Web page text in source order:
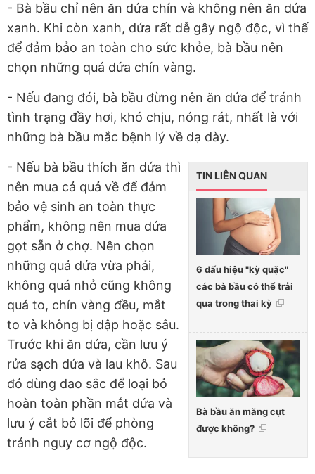
- Bà bầu chỉ nên ăn dứa chín và không nên ăn dứa
xanh. Khi còn xanh, dứa rất dễ gây ngộ độc, vì thế
để đảm bảo an toàn cho sức khỏe, bà bầu nên
chọn những quá dứa chín vàng.
- Nếu đang đói, bà bầu đừng nên ăn dứa để tránh
tình trạng đầy hơi, khó chịu, nóng rát, nhất là với
những bà bầu mắc bệnh lý về dạ dày.
TIN LIÊN QUAN
6 dấu hiệu "kỳ quặc"
các bà bầu có thể trải
qua trong thai kỳ
Bà bầu ăn măng cụt
được không?
- Nếu bà bầu thích ăn dứa thì
nên mua cả quả về để đảm
bảo vệ sinh an toàn thực
phẩm, không nên mua dứa
gọt sẵn ở chợ. Nên chọn
những quả dứa vừa phải,
không quá nhỏ cũng không
quá to, chín vàng đều, mắt
to và không bị dập hoặc sâu.
Trước khi ăn dứa, cần lưu ý
rửa sạch dứa và lau khô. Sau
đó dùng dao sắc để loại bỏ
hoàn toàn phần mắt dứa và
lưu ý cắt bỏ lõi để phòng
tránh nguy cơ ngộ độc.